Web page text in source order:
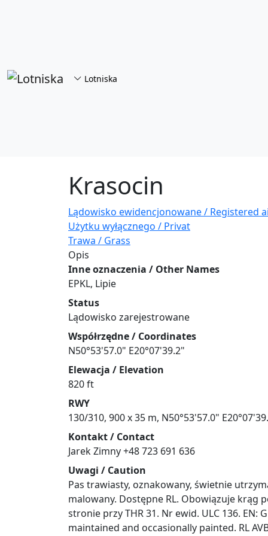
Lotniska
Krasocin
Lądowisko ewidencjonowane / Registered
Użytku wyłącznego / Privat
Trawa / Grass
Opis
Inne oznaczenia / Other Names
EPKL, Lipie
Status
Lądowisko zarejestrowane
Współrzędne / Coordinates
N50°53'57.0" E20°07'39.2"
Elewacja / Elevation
820 ft
RWY
130/310, 900 x 35 m, N50°53'57.0"
Kontakt / Contact
Jarek Zimny +48 723 691 636
Uwagi / Caution
Pas trawiasty, oznakowany, świetnie
malowany. Dostępne RL. Obowiązuje krąg
stronie przy THR 31. Nr ewid. ULC 136. EN:
maintained and occasionally painted. RL